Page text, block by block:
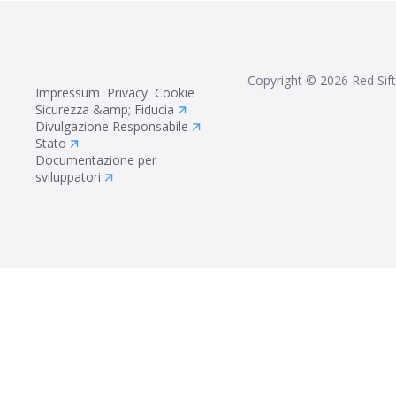
Impressum Privacy Cookie
Sicurezza &amp; Fiducia
Divulgazione Responsabile
Stato
Documentazione per
sviluppatori
Copyright © 2026 Red Sift